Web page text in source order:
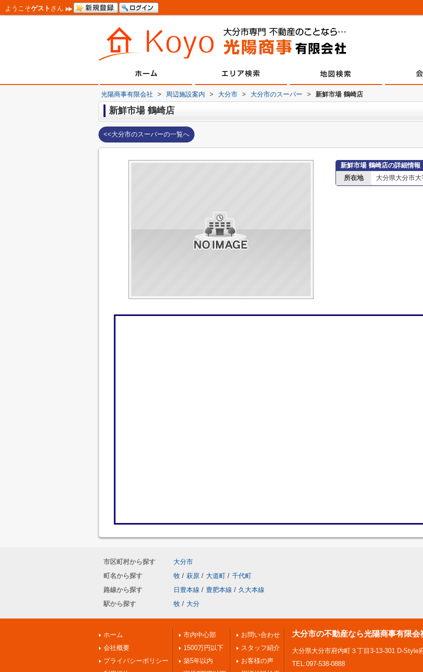
ようこそゲスト さん
光陽商事有限会社 > 周辺施設案内 > 大分市 > 大分市のスーパー > 新鮮市場 鶴崎店
新鮮市場 鶴崎店
<<大分市のスーパーの一覧へ
新鮮市場 鶴崎店の詳細情報
所在地
大分県大分市
市区町村から探す
大分市
町名から探す
牧 / 萩原 / 大道町 / 千代町
路線から探す
日豊本線 / 豊肥本線 / 久大本線
駅から探す
牧 / 大分
ホーム
会社概要
プライバシーポリシー
市内中心部
1500万円以下
築5年以内
お問い合わせ
スタッフ紹介
お客様の声
大分市の不動産なら光陽商事有限会
大分県大分市府内町３丁目3-13-301 D-Style
TEL:097-538-0888